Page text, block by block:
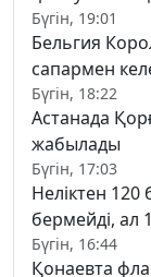
Бүгін, 19:01
Бельгия
сапармен
Бүгін, 18:22
Астанада
жабылады
Бүгін, 17:03
Неліктен 120
бермейді, ал
Бүгін, 16:44
Қонаевта